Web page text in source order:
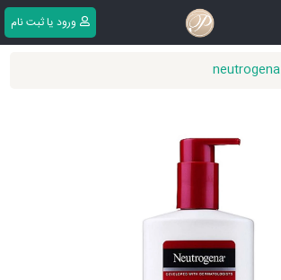
ورود یا ثبت ‌نام
neutrogena